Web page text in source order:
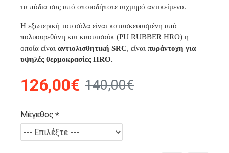
τα πόδια σας από οποιοδήποτε αιχμηρό αντικείμενο.
Η εξωτερική του σόλα είναι κατασκευασμένη από
πολυουρεθάνη και καουτσούκ (PU RUBBER HRO) η
οποία είναι αντιολισθητική SRC, είναι πυράντοχη για
υψηλές θερμοκρασίες HRO.
126,00€ 140,00€
Μέγεθος